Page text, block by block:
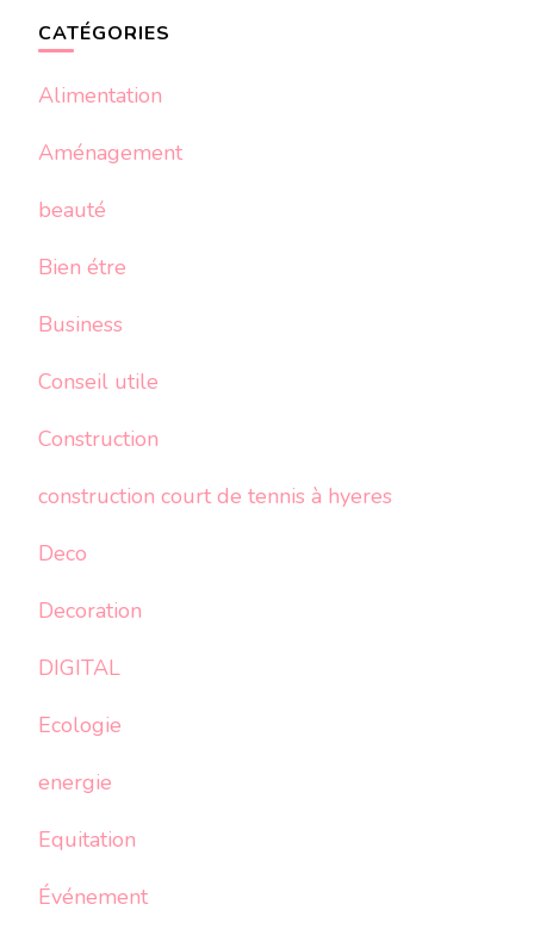
CATÉGORIES
Alimentation
Aménagement
beauté
Bien étre
Business
Conseil utile
Construction
construction court de tennis à hyeres
Deco
Decoration
DIGITAL
Ecologie
energie
Equitation
Événement